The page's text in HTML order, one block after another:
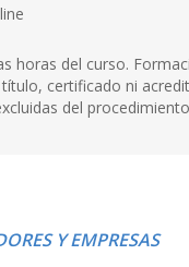
horas del curso.
certificado ni
del
Y EMPRESAS